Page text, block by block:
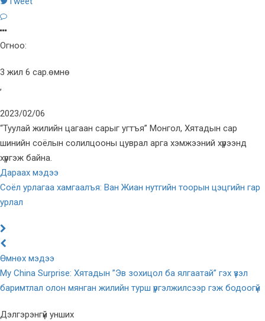
Огноо:
3 жил 6 сар.өмнө
,
2023/02/06
“Туулай жилийн цагаан сарыг угтъя” Монгол, Хятадын сар
шинийн соёлын солилцооны цуврал арга хэмжээний хүрээнд
хүргэж байна.
Дараах мэдээ
Соёл урлагаа хамгаалъя: Ван Жиан нутгийн тоорын цэцгийн гар
урлал
Өмнөх мэдээ
My China Surprise: Хятадын ”Эв зохицол ба ялгаатай” гэх үзэл
баримтлал олон мянган жилийн турш үргэлжилсээр гэж бодоогүй
Дэлгэрэнгүй унших